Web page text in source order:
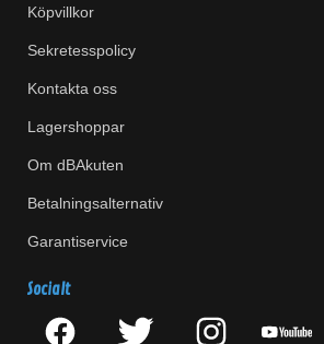
Köpvillkor
Sekretesspolicy
Kontakta oss
Lagershoppar
Om dBAkuten
Betalningsalternativ
Garantiservice
Socialt